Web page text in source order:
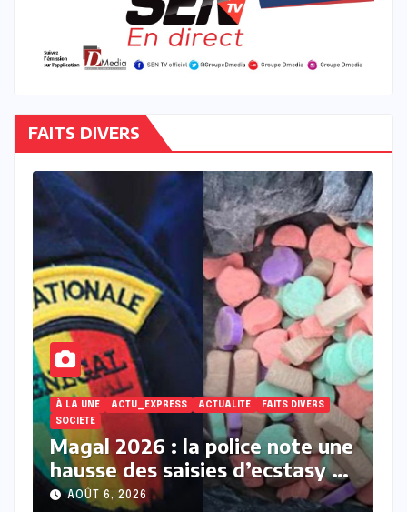
FAITS DIVERS
ACTUALITE À LA UNE ACTU_EXPRESS FAITS DIVERS
Touba : une jeune femme
décède après avoir accusé un
membre de sa belle-famille
AOÛT 6, 2026